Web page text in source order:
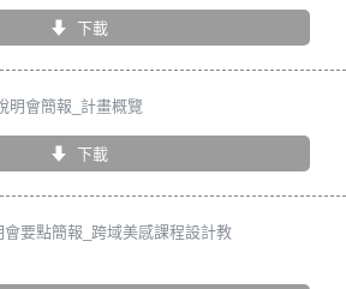
下載
明會簡報_計畫概覽
下載
要點簡報_跨域美感課程設計教